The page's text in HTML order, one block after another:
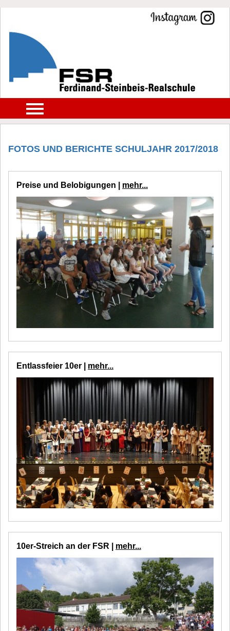
FOTOS UND BERICHTE SCHULJAHR 2017/2018
Preise und Belobigungen | mehr...
Entlassfeier 10er | mehr...
10er-Streich an der FSR | mehr...